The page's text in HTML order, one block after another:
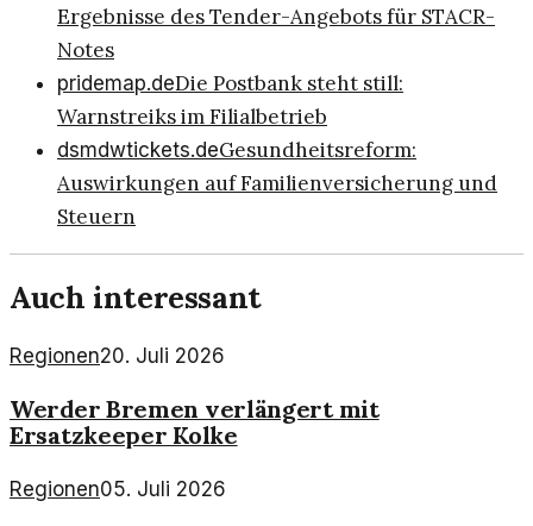
Ergebnisse des Tender-Angebots für STACR-
Notes
pridemap.deDie Postbank steht still:
Warnstreiks im Filialbetrieb
dsmdwtickets.deGesundheitsreform:
Auswirkungen auf Familienversicherung und
Steuern
Auch interessant
Regionen20. Juli 2026
Werder Bremen verlängert mit
Ersatzkeeper Kolke
Regionen05. Juli 2026